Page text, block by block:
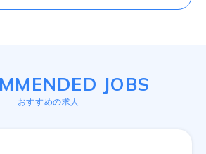
JOBS
おすすめの求人